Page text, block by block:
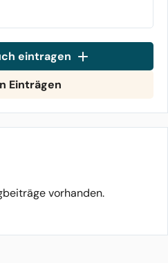
eintragen
Einträgen
vorhanden.